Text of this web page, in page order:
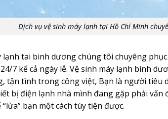
Dịch vụ vệ sinh máy lạnh tại Hồ Chí Minh
lạnh tai binh dương chúng tôi chuyêng
7 kể cả ngày lễ. Vệ sinh máy lạnh bình
tận tình trong công việt, Bạn là người tiêu
bị điện lạnh nhà mình đang gặp phải
bạn một cách tùy tiện được.